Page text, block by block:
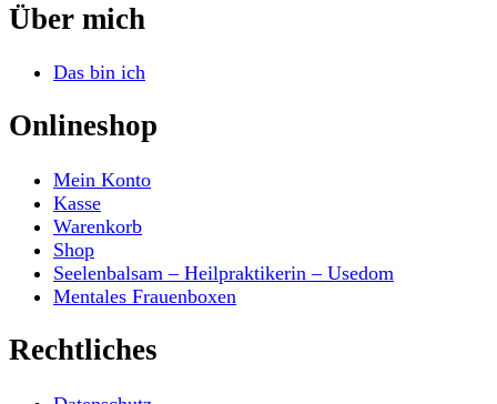
Über mich
Das bin ich
Onlineshop
Mein Konto
Kasse
Warenkorb
Shop
Seelenbalsam – Heilpraktikerin – Usedom
Mentales Frauenboxen
Rechtliches